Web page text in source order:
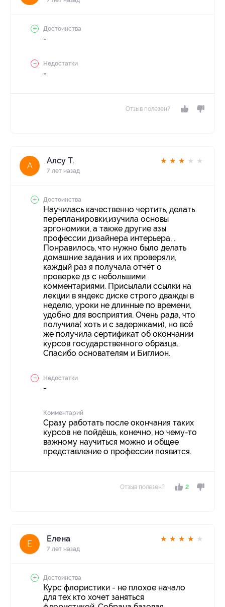
Достоинства
-
Недостатки
-
Отзыв полезен?
А
Алсу Т.
7 лет назад
★ ★ ★ ★ ★
Достоинства
Научилась качественно чертить, делать
перепланировки,изучила основы
эргономики, а также другие азы
профессии дизайнера интерьера, .
Понравилось, что нужно было делать
домашние задания и их проверяли,
каждый раз я получала отчёт о
проверке дз с небольшими
комментариями. Присылали ссылки на
лекции в яндекс диске строго дважды в
неделю, уроки не длинные по времени,
удобно для восприятия. Очень рада, что
получила( хоть и с задержками), но всё
же получила сертификат об окончании
курсов государственного образца.
Спасибо основателям и Биглион.
Недостатки
-
Комментарий
Сразу работать после окончания таких
курсов не пойдёшь, конечно, но чему-то
важному научиться можно и общее
представление о профессии появится.
Отзыв полезен? 2
Е
Елена
7 лет назад
★ ★ ★ ★ ★
Достоинства
Курс флористики - не плохое начало
для тех кто хочет заняться